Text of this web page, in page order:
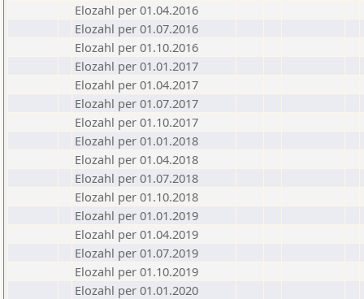
Elozahl per 01.04.2016
Elozahl per 01.07.2016
Elozahl per 01.10.2016
Elozahl per 01.01.2017
Elozahl per 01.04.2017
Elozahl per 01.07.2017
Elozahl per 01.10.2017
Elozahl per 01.01.2018
Elozahl per 01.04.2018
Elozahl per 01.07.2018
Elozahl per 01.10.2018
Elozahl per 01.01.2019
Elozahl per 01.04.2019
Elozahl per 01.07.2019
Elozahl per 01.10.2019
Elozahl per 01.01.2020